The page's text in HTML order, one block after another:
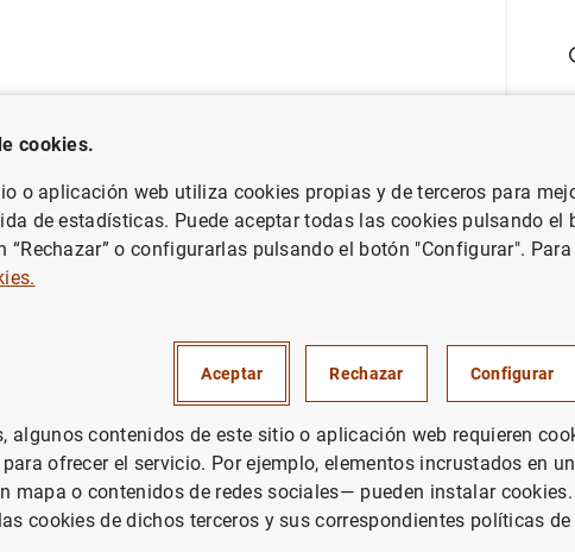
Áreas de actuación
Noticias del Banco Central Europeo Notas de prensa del Banco Central
entidades de crédito de la zona
de 2015.
SITUACIÓN ECONÓMICA
ESPAÑA
cookies.
o aplicación web utiliza cookies propias y de terceros para
de estadísticas. Puede aceptar todas las cookies pulsando el
“Rechazar” o configurarlas pulsando el botón "Configurar".
Aceptar Rechazar Configurar
algunos contenidos de este sitio o aplicación web requieren
para ofrecer el servicio. Por ejemplo, elementos incrustados en
mapa o contenidos de redes sociales— pueden instalar
cookies de dichos terceros y sus correspondientes políticas